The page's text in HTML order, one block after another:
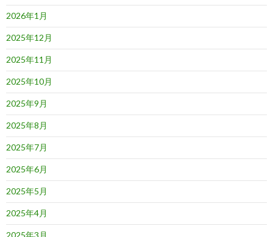
2026年1月
2025年12月
2025年11月
2025年10月
2025年9月
2025年8月
2025年7月
2025年6月
2025年5月
2025年4月
2025年3月